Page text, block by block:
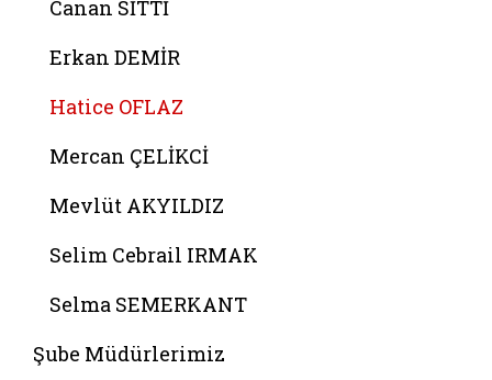
Canan SİTTİ
Erkan DEMİR
Hatice OFLAZ
Mercan ÇELİKCİ
Mevlüt AKYILDIZ
Selim Cebrail IRMAK
Selma SEMERKANT
Şube Müdürlerimiz